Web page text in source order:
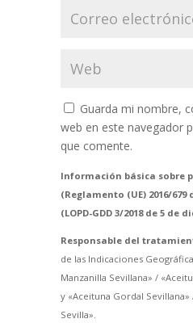
Guarda mi nombre,
web en este navegador
que comente.
Información básica sobre
(Reglamento (UE) 2016/679
(LOPD-GDD 3/2018 de 5 de
Responsable del
de las Indicaciones
Manzanilla Sevillana» /
y «Aceituna Gordal
Sevilla».